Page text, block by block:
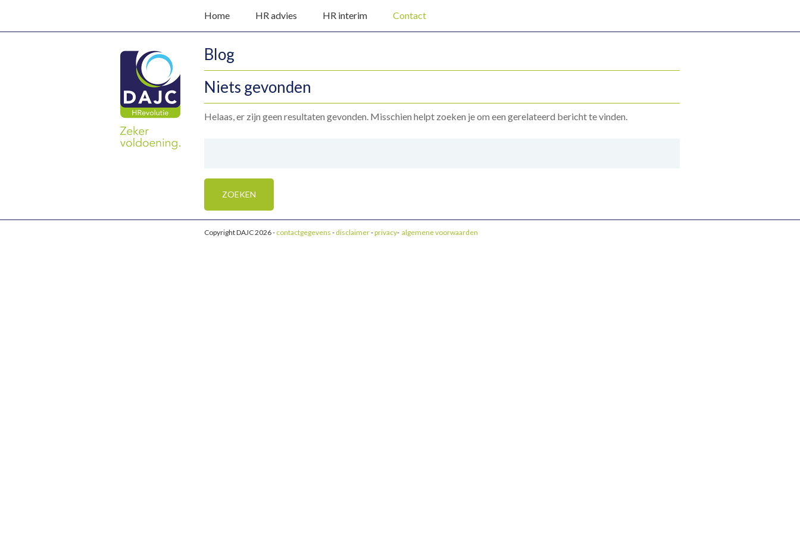
Home HR advies HR interim Contact
Blog
Niets gevonden
Helaas, er zijn geen resultaten gevonden. Misschien helpt zoeken je om een gerelateerd bericht te vinden.
Copyright DAJC 2026 - contactgegevens - disclaimer-privacy- algemene voorwaarden